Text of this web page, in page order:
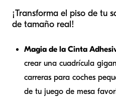
¡Transforma el piso de tu
de tamaño real!
Magia de la Cinta
crear una cuadrícula
carreras para coches
de tu juego de mesa